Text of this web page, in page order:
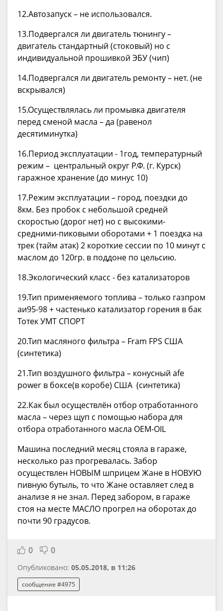
12.Автозапуск – не использовался.
13.Подвергался ли двигатель тюнингу –
двигатель стандартный (стоковый) но с
индивидуальной прошивкой ЭБУ (чип)
14.Подвергался ли двигатель ремонту – нет. (не
вскрывался)
15.Осуществлялась ли промывка двигателя
перед сменой масла – да (равенол
десятиминутка)
16.Период эксплуатации - 1год, температурный
режим – центральный округ Р.Ф. (г. Курск)
гаражное хранение (до минус 10)
17.Режим эксплуатации – город, поездки до
8км. Без пробок с небольшой средней
скоростью (дорог нет) но с высокими-
средними-пиковыми оборотами + 1 поездка на
трек (тайм атак) 2 короткие сессии по 10 минут с
маслом до 120гр. в поддоне по цельсию.
18.Экологический класс - без катализаторов
19.Тип применяемого топлива – только газпром
аи95-98 + частенько катализатор горения в бак
Тотек УМТ СПОРТ
20.Тип масляного фильтра – Fram FPS США
(синтетика)
21.Тип воздушного фильтра – конусный afe
power в боксе(в коробе) США (синтетика)
22.Как был осуществлён отбор отработанного
масла – через щуп с помощью набора для
отбора отработанного масла OEM-OIL
Машина последний месяц стояла в гараже,
несколько раз прогревалась. Забор
осуществлен НОВЫМ шприцем Жане в НОВУЮ
пивную бутыль, то что Жане оставляет след в
анализе я не знал. Перед забором, в гараже
стоя на месте МАСЛО прогрел на оборотах до
почти 90 градусов.
0 0
Опубликовано: 05.05.2018, в 11:26
сообщение #4975